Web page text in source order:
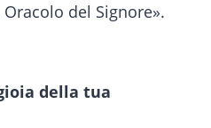
del Signore».
della tua